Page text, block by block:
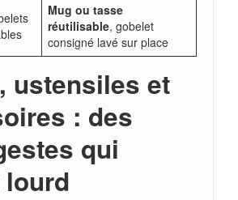
Mug ou tasse
réutilisable, gobelet
consigné lavé sur place
ustensiles et
: des
qui